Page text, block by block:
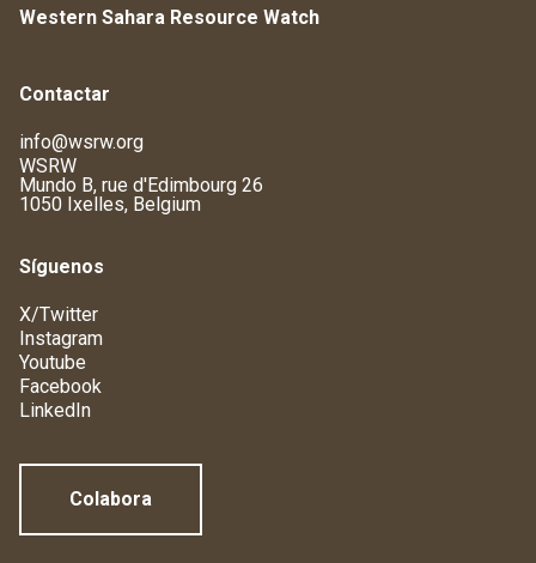
Western Sahara Resource Watch
Contactar
info@wsrw.org
WSRW
Mundo B, rue d'Edimbourg 26
1050 Ixelles, Belgium
Síguenos
X/Twitter
Instagram
Youtube
Facebook
LinkedIn
Colabora